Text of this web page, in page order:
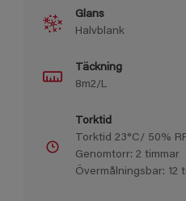
Glans
Halvblank
Täckning
8m2/L
Torktid
Torktid 23°C/ 50%
Genomtorr: 2 timmar
Övermålningsbar: 12